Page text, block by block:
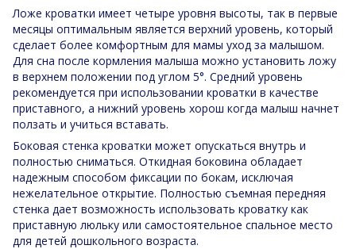
Ложе кроватки имеет четыре уровня высоты, так в первые
месяцы оптимальным является верхний уровень, который
сделает более комфортным для мамы уход за малышом.
Для сна после кормления малыша можно установить ложу
в верхнем положении под углом 5°. Средний уровень
рекомендуется при использовании кроватки в качестве
приставного, а нижний уровень хорош когда малыш начнет
ползать и учиться вставать.
Боковая стенка кроватки может опускаться внутрь и
полностью сниматься. Откидная боковина обладает
надежным способом фиксации по бокам, исключая
нежелательное открытие. Полностью съемная передняя
стенка дает возможность использовать кроватку как
приставную люльку или самостоятельное спальное место
для детей дошкольного возраста.